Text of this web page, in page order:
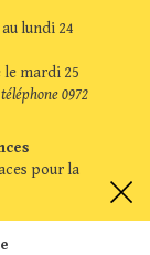
lundi 24
mardi 25
0972
pour la